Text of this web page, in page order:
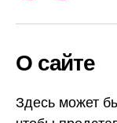
e
r
i
О сайте
Здесь может